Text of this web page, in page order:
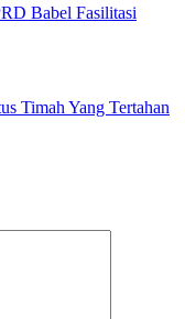
Babel Fasilitasi
Timah Yang Tertahan